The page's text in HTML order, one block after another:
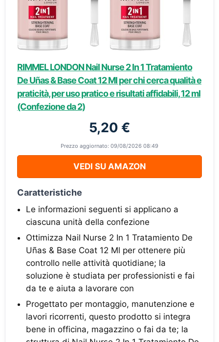
RIMMEL LONDON Nail Nurse 2 In 1 Tratamiento
De Uñas & Base Coat 12 Ml per chi cerca qualità e
praticità, per uso pratico e risultati affidabili, 12 ml
(Confezione da 2)
5,20 €
Prezzo aggiornato: 09/08/2026 08:49
VEDI SU AMAZON
Caratteristiche
Le informazioni seguenti si applicano a
ciascuna unità della confezione
Ottimizza Nail Nurse 2 In 1 Tratamiento De
Uñas & Base Coat 12 Ml per ottenere più
controllo nelle attività quotidiane; la
soluzione è studiata per professionisti e fai
da te e aiuta a lavorare con
Progettato per montaggio, manutenzione e
lavori ricorrenti, questo prodotto si integra
bene in officina, magazzino o fai da te; la